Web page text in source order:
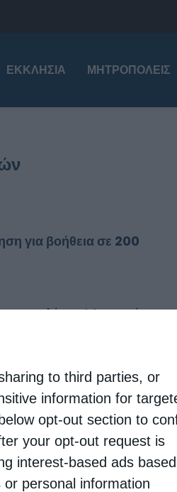
to third parties, or
information for
opt-out section to
your opt-out request is
interest-based ads
personal information
ΕΚΚΛΗΣΊΑ ΜΗΤΡΟΠΌΛΕΙΣ
για βοήθεια σε 200
Μεσσηνίας
που
200 οικογένειες